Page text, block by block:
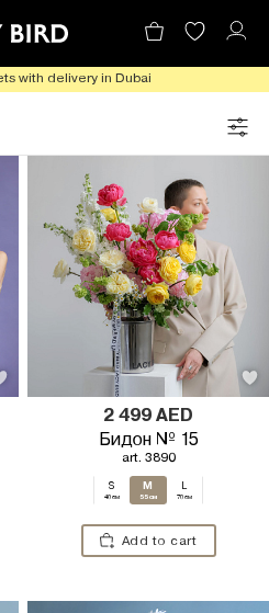
with delivery in Dubai
2 499 AED
Бидон № 15
art. 3890
S
40 см
M
55 см 70 см
Add to cart